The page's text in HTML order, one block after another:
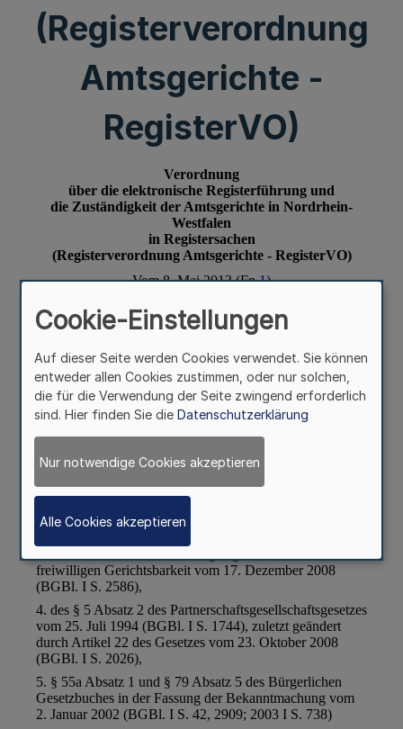
(Registerverordnung
Amtsgerichte -
RegisterVO)
Cookie-Einstellungen
Auf dieser Seite werden Cookies verwendet. Sie können
entweder allen Cookies zustimmen, oder nur solchen,
die für die Verwendung der Seite zwingend erforderlich
sind. Hier finden Sie die Datenschutzerklärung
Nur notwendige Cookies akzeptieren
Alle Cookies akzeptieren